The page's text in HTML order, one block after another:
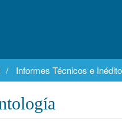
Informes Técnicos e